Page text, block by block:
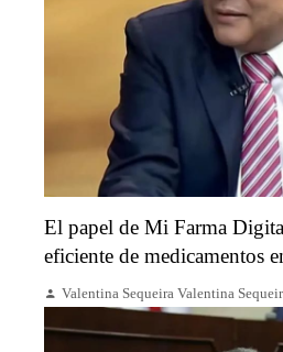
El papel de Mi Farma
eficiente de medicamentos
Valentina Sequeira Valentina